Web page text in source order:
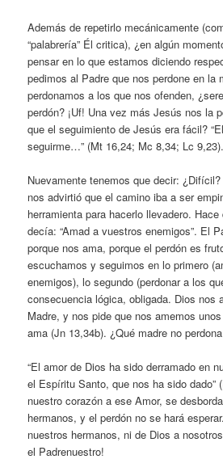
Además de repetirlo mecánicamente
“palabrería” Él critica), ¿en algún
pensar en lo que estamos diciendo
pedimos al Padre que nos perdone en la
perdonamos a los que nos ofenden,
perdón? ¡Uf! Una vez más Jesús nos la
que el seguimiento de Jesús era fácil?
seguirme…” (Mt 16,24; Mc 8,34; Lc 9,23).
Nuevamente tenemos que decir:
nos advirtió que el camino iba a ser
herramienta para hacerlo llevadero.
decía: “Amad a vuestros enemigos”. El
porque nos ama, porque el perdón es
escuchamos y seguimos en lo primero
enemigos), lo segundo (perdonar a los
consecuencia lógica, obligada. Dios nos
Madre, y nos pide que nos amemos
ama (Jn 13,34b). ¿Qué madre no
“El amor de Dios ha sido derramado en
el Espíritu Santo, que nos ha sido dado”
nuestro corazón a ese Amor, se
hermanos, y el perdón no se hará
nuestros hermanos, ni de Dios a
el Padrenuestro!